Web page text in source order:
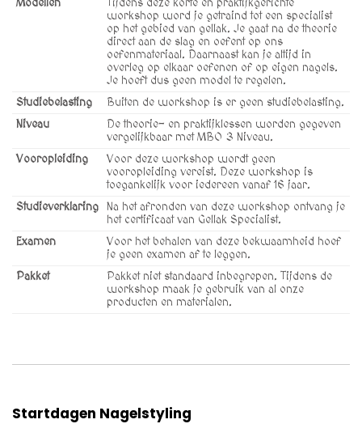
Modellen
Tijdens deze korte en praktijkgerichte
workshop word je getraind tot een specialist
op het gebied van gellak. Je gaat na de theorie
direct aan de slag en oefent op ons
oefenmateriaal. Daarnaast kan je altijd in
overleg op elkaar oefenen of op eigen nagels.
Je hoeft dus geen model te regelen.
Studiebelasting
Buiten de workshop is er geen studiebelasting.
Niveau
De theorie- en praktijklessen worden gegeven
vergelijkbaar met MBO 3 Niveau.
Vooropleiding
Voor deze workshop wordt geen
vooropleiding vereist. Deze workshop is
toegankelijk voor iedereen vanaf 16 jaar.
Studieverklaring
Na het afronden van deze workshop ontvang je
het certificaat van Gellak Specialist.
Examen
Voor het behalen van deze bekwaamheid hoef
je geen examen af te leggen.
Pakket
Pakket niet standaard inbegrepen. Tijdens de
workshop maak je gebruik van al onze
producten en materialen.
Startdagen Nagelstyling